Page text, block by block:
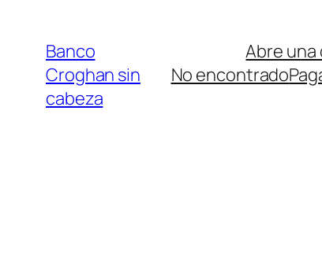
contenido
Banco
Croghan sin
cabeza
Abre
No encontrado